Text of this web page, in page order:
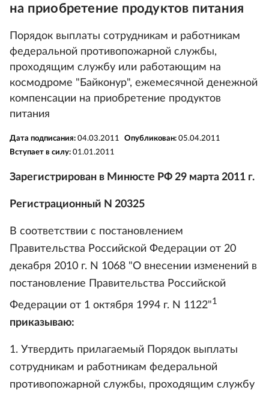
на приобретение продуктов питания
Порядок выплаты сотрудникам и работникам
федеральной противопожарной службы,
проходящим службу или работающим на
космодроме "Байконур", ежемесячной денежной
компенсации на приобретение продуктов
питания
Дата подписания: 04.03.2011 Опубликован: 05.04.2011
Вступает в силу: 01.01.2011
Зарегистрирован в Минюсте РФ 29 марта 2011 г.
Регистрационный N 20325
В соответствии с постановлением
Правительства Российской Федерации от 20
декабря 2010 г. N 1068 "О внесении изменений в
постановление Правительства Российской
Федерации от 1 октября 1994 г. N 1122"1
приказываю:
1. Утвердить прилагаемый Порядок выплаты
сотрудникам и работникам федеральной
противопожарной службы, проходящим службу